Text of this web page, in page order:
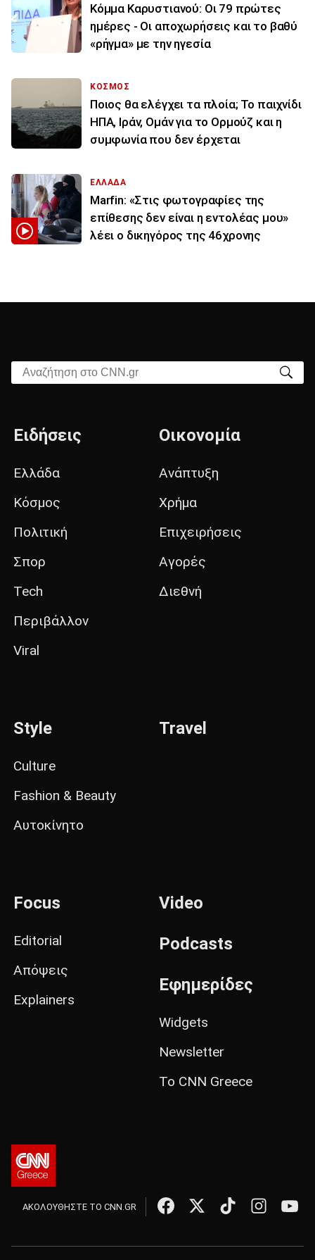
Κόμμα Καρυστιανού: Οι 79 πρώτες
ημέρες - Οι αποχωρήσεις και το βαθύ
«ρήγμα» με την ηγεσία
ΚΟΣΜΟΣ
Ποιος θα ελέγχει τα πλοία; Το παιχνίδι
ΗΠΑ, Ιράν, Ομάν για το Ορμούζ και η
συμφωνία που δεν έρχεται
ΕΛΛΑΔΑ
Marfin: «Στις φωτογραφίες της
επίθεσης δεν είναι η εντολέας μου»
λέει ο δικηγόρος της 46χρονης
Αναζήτηση στο CNN.gr
Ειδήσεις
Ελλάδα
Κόσμος
Πολιτική
Σπορ
Tech
Περιβάλλον
Viral
Οικονομία
Ανάπτυξη
Χρήμα
Επιχειρήσεις
Αγορές
Διεθνή
Style
Culture
Fashion & Beauty
Αυτοκίνητο
Travel
Focus
Editorial
Απόψεις
Explainers
Video
Podcasts
Εφημερίδες
Widgets
Newsletter
Το CNN Greece
ΑΚΟΛΟΥΘΗΣΤΕ ΤΟ CNN.GR